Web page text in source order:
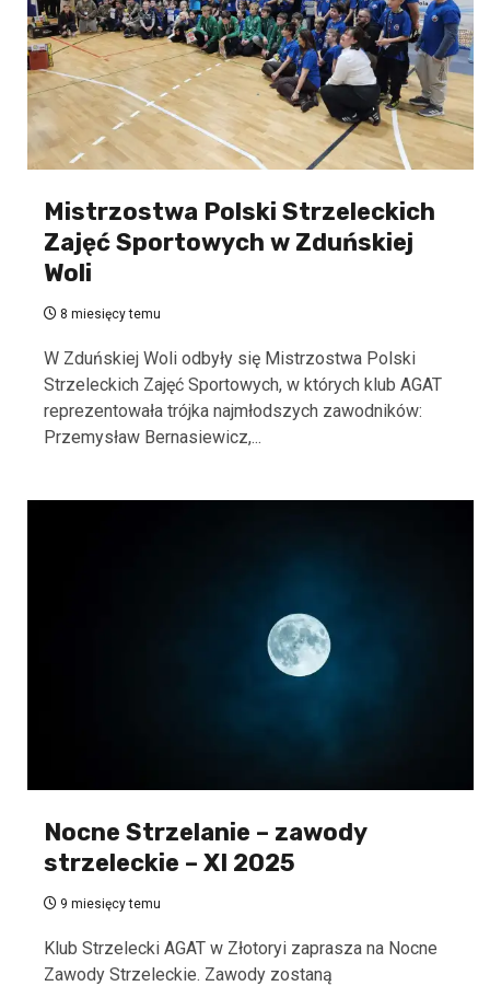
Mistrzostwa Polski Strzeleckich
Zajęć Sportowych w Zduńskiej
Woli
8 miesięcy temu
W Zduńskiej Woli odbyły się Mistrzostwa Polski
Strzeleckich Zajęć Sportowych, w których klub AGAT
reprezentowała trójka najmłodszych zawodników:
Przemysław Bernasiewicz,...
Nocne Strzelanie – zawody
strzeleckie – XI 2025
9 miesięcy temu
Klub Strzelecki AGAT w Złotoryi zaprasza na Nocne
Zawody Strzeleckie. Zawody zostaną